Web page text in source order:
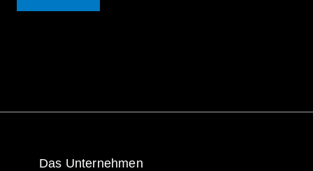
Das Unternehmen